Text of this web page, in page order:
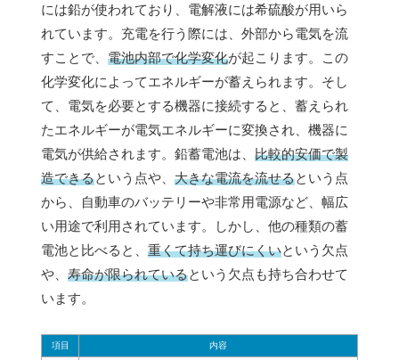
には鉛が使われており、電解液には希硫酸が用いら
れています。充電を行う際には、外部から電気を流
すことで、 電池内部で化学変化が起こります。この
化学変化によってエネルギーが蓄えられます。そし
て、電気を必要とする機器に接続すると、蓄えられ
たエネルギーが電気エネルギーに変換され、機器に
電気が供給されます。鉛蓄電池は、 比較的安価で製
造できるという点や、 大きな電流を流せるという点
から、自動車のバッテリーや非常用電源など、幅広
い用途で利用されています。しかし、他の種類の蓄
電池と比べると、 重くて持ち運びにくいという欠点
や、 寿命が限られているという欠点も持ち合わせて
います。
項目 内容